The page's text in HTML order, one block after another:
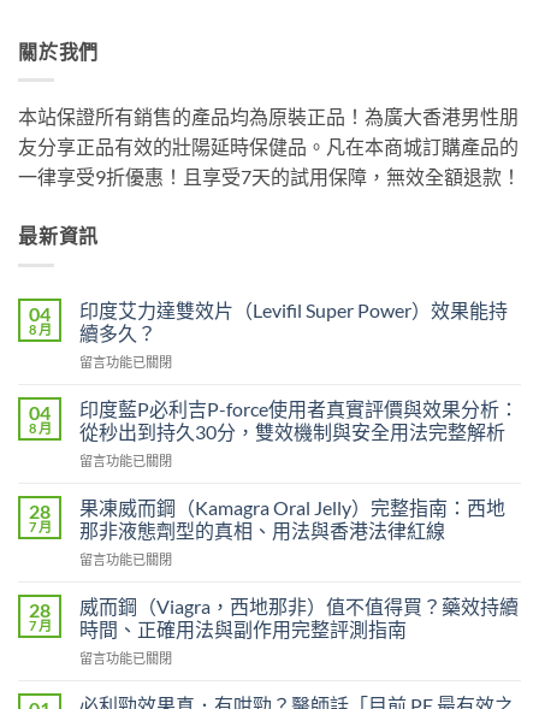
關於我們
本站保證所有銷售的產品均為原裝正品！為廣大香港男性朋
友分享正品有效的壯陽延時保健品。凡在本商城訂購產品的
一律享受9折優惠！且享受7天的試用保障，無效全額退款！
最新資訊
04
8 月
印度艾力達雙效片（Levifil Super Power）效果能持
續多久？
在
度
艾
力
達
效
片
（Levifil
Super
效
果
持
留言功能已關閉
04
8 月
印度藍P必利吉P-force使用者真實評價與效果分析：
從秒出到持久30分，雙效機制與安全用法完整解析
在
度
藍
P
必
吉
P-
force
使
者
留言功能已關閉
28
7 月
果凍威而鋼（Kamagra Oral Jelly）完整指南：西地
那非液態劑型的真相、用法與香港法律紅線
在
凍
威
而
鋼
Oral
留言功能已關閉
28
7 月
威而鋼（Viagra，西地那非）值不值得買？藥效持續
時間、正確用法與副作用完整評測指南
在
而
留言功能已關閉